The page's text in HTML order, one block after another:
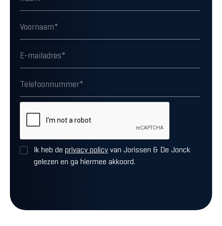
Ik heb de privacy policy van Jorissen & De Jonck
gelezen en ga hiermee akkoord.